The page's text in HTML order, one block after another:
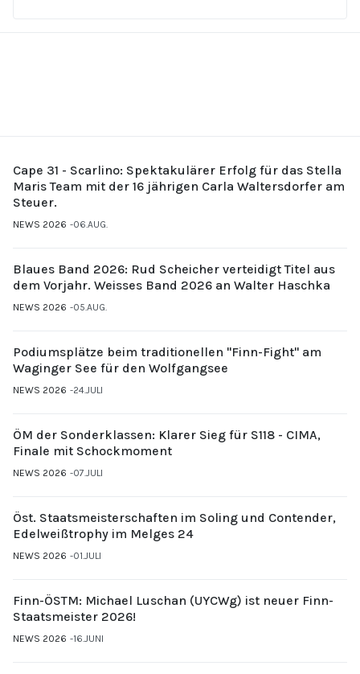
Cape 31 - Scarlino: Spektakulärer Erfolg für das Stella
Maris Team mit der 16 jährigen Carla Waltersdorfer am
Steuer.
NEWS 2026 06.AUG.
Blaues Band 2026: Rud Scheicher verteidigt Titel aus
dem Vorjahr. Weisses Band 2026 an Walter Haschka
NEWS 2026 05.AUG.
Podiumsplätze beim traditionellen "Finn-Fight" am
Waginger See für den Wolfgangsee
NEWS 2026 24.JULI
ÖM der Sonderklassen: Klarer Sieg für S118 - CIMA,
Finale mit Schockmoment
NEWS 2026 07.JULI
Öst. Staatsmeisterschaften im Soling und Contender,
Edelweißtrophy im Melges 24
NEWS 2026 01.JULI
Finn-ÖSTM: Michael Luschan (UYCWg) ist neuer Finn-
Staatsmeister 2026!
NEWS 2026 16.JUNI